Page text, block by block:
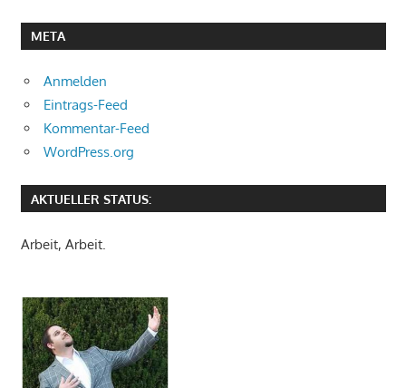
META
Anmelden
Eintrags-Feed
Kommentar-Feed
WordPress.org
AKTUELLER STATUS:
Arbeit, Arbeit.